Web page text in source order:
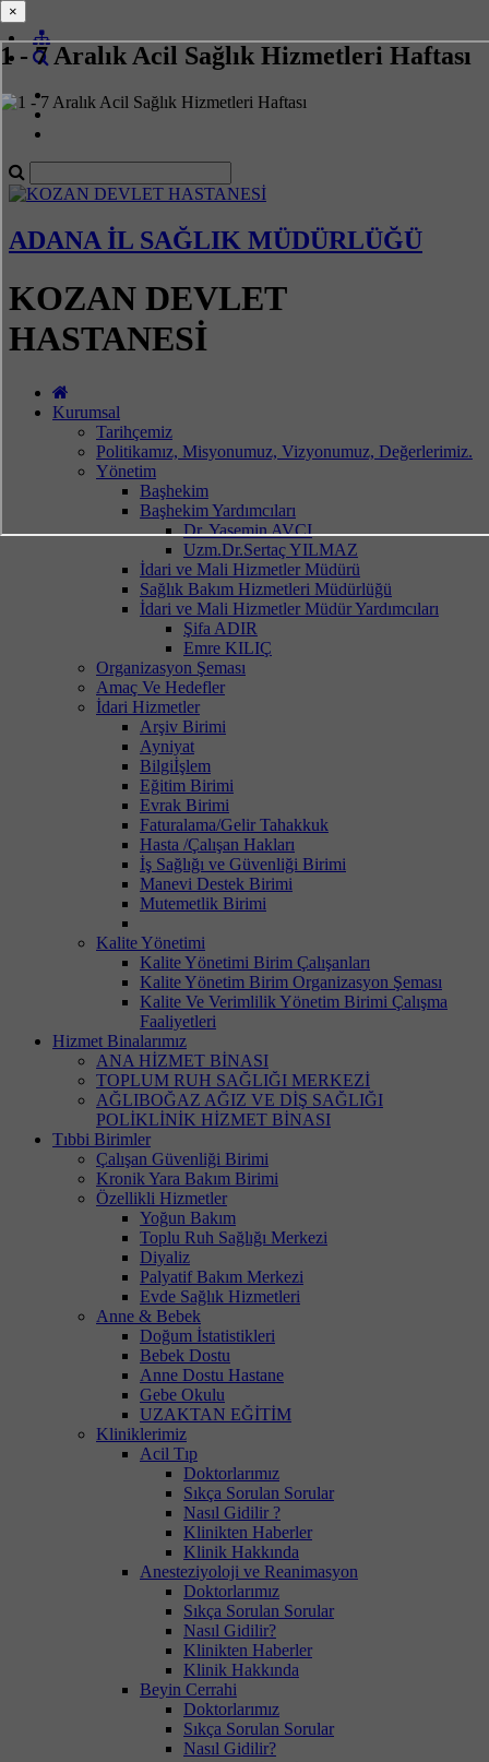
1 - 7 Aralık Acil Sağlık Hizmetleri Haftası
ADANA İL SAĞLIK MÜDÜRLÜĞÜ
KOZAN DEVLET
HASTANESİ
Kurumsal
Tarihçemiz
Politikamız, Misyonumuz, Vizyonumuz, Değerlerimiz.
Yönetim
Başhekim
Başhekim Yardımcıları
Dr. Yasemin AVCI
Uzm.Dr.Sertaç YILMAZ
İdari ve Mali Hizmetler Müdürü
Sağlık Bakım Hizmetleri Müdürlüğü
İdari ve Mali Hizmetler Müdür Yardımcıları
Şifa ADIR
Emre KILIÇ
Organizasyon Şeması
Amaç Ve Hedefler
İdari Hizmetler
Arşiv Birimi
Ayniyat
Bilgiİşlem
Eğitim Birimi
Evrak Birimi
Faturalama/Gelir Tahakkuk
Hasta /Çalışan Hakları
İş Sağlığı ve Güvenliği Birimi
Manevi Destek Birimi
Mutemetlik Birimi
Kalite Yönetimi
Kalite Yönetimi Birim Çalışanları
Kalite Yönetim Birim Organizasyon Şeması
Kalite Ve Verimlilik Yönetim Birimi Çalışma
Faaliyetleri
Hizmet Binalarımız
ANA HİZMET BİNASI
TOPLUM RUH SAĞLIĞI MERKEZİ
AĞLIBOĞAZ AĞIZ VE DİŞ SAĞLIĞI
POLİKLİNİK HİZMET BİNASI
Tıbbi Birimler
Çalışan Güvenliği Birimi
Kronik Yara Bakım Birimi
Özellikli Hizmetler
Yoğun Bakım
Toplu Ruh Sağlığı Merkezi
Diyaliz
Palyatif Bakım Merkezi
Evde Sağlık Hizmetleri
Anne & Bebek
Doğum İstatistikleri
Bebek Dostu
Anne Dostu Hastane
Gebe Okulu
UZAKTAN EĞİTİM
Kliniklerimiz
Acil Tıp
Doktorlarımız
Sıkça Sorulan Sorular
Nasıl Gidilir ?
Klinikten Haberler
Klinik Hakkında
Anesteziyoloji ve Reanimasyon
Doktorlarımız
Sıkça Sorulan Sorular
Nasıl Gidilir?
Klinikten Haberler
Klinik Hakkında
Beyin Cerrahi
Doktorlarımız
Sıkça Sorulan Sorular
Nasıl Gidilir?
×